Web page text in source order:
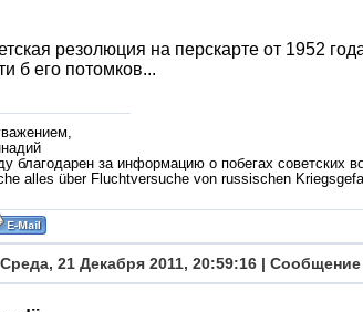
резолюция на перскарте от 1952
б его потомков...
благодарен за информацию о побегах советских
alles über Fluchtversuche von russischen
21 Декабря 2011, 20:59:16 | Сообщение